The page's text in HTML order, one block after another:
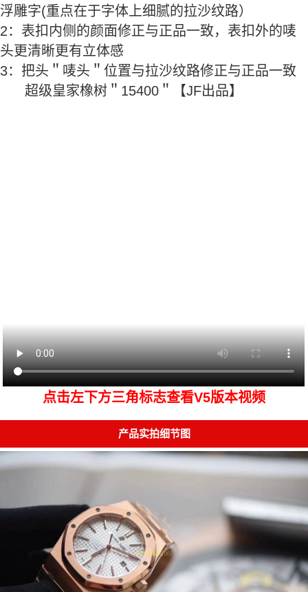
浮雕字(重点在于字体上细腻的拉沙纹路）
2：表扣内侧的颜面修正与正品一致，表扣外的唛
头更清晰更有立体感
3：把头＂唛头＂位置与拉沙纹路修正与正品一致
超级皇家橡树 ＂15400＂【JF出品】
点击左下方三角标志查看V5版本视频
产品实拍细节图